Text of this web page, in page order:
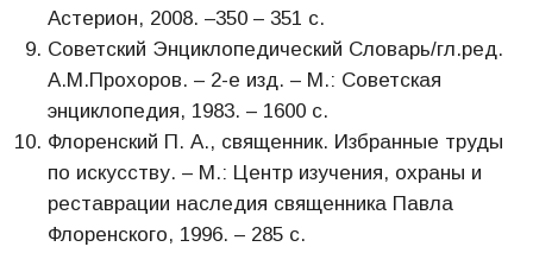
Астерион, 2008. –350 – 351 с.
Советский Энциклопедический Словарь/гл.ред.
А.М.Прохоров. – 2-е изд. – М.: Советская
энциклопедия, 1983. – 1600 с.
Флоренский П. А., священник. Избранные труды
по искусству. – М.: Центр изучения, охраны и
реставрации наследия священника Павла
Флоренского, 1996. – 285 с.